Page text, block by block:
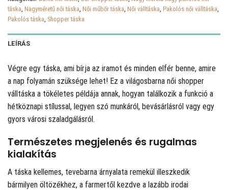
táska, Nagyméretű női táska, Női műbőr táska, Női válltáska, Pakolós női válltáska,
Pakolós táska, Shopper táska
LEÍRÁS
Végre egy táska, ami bírja az iramot és minden elfér benne, amire
a nap folyamán szüksége lehet! Ez a világosbarna női shopper
válltáska a tökéletes példája annak, hogyan találkozik a funkció a
hétköznapi stílussal, legyen szó munkáról, bevásárlásról vagy egy
gyors városi szaladgálásról.
Természetes megjelenés és rugalmas
kialakítás
A táska kellemes, tevebarna árnyalata remekül illeszkedik
bármilyen öltözékhez, a farmertől kezdve a lazább irodai